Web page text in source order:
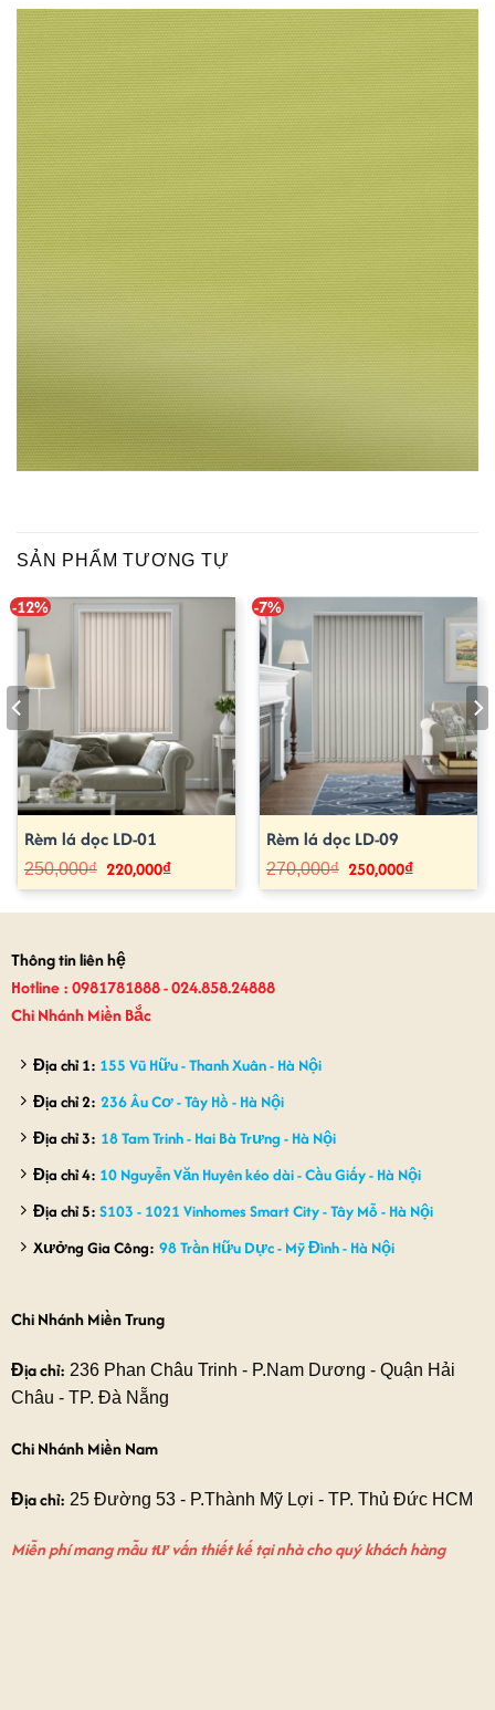
SẢN PHẨM TƯƠNG TỰ
-12%
Rèm lá dọc LD-01
250,000₫ Giá
gốc
là:
250,000₫.
220,000₫Giá
tại
là:
-7%
Rèm lá dọc LD-09
270,000₫ Giá
gốc
là:
270,000₫.
250,000₫Giá
tại
là:
Thông tin liên hệ
Hotline : 0981781888 - 024.858.24888
Chi Nhánh Miền Bắc
Địa chỉ 1: 155 Vũ Hữu - Thanh Xuân - Hà Nội
Địa chỉ 2: 236 Âu Cơ - Tây Hồ - Hà Nội
Địa chỉ 3: 18 Tam Trinh - Hai Bà Trưng - Hà Nội
Địa chỉ 4: 10 Nguyễn Văn Huyên kéo dài - Cầu Giấy - Hà Nội
Địa chỉ 5: S103 - 1021 Vinhomes Smart City - Tây Mỗ - Hà Nội
Xưởng Gia Công: 98 Trần Hữu Dực - Mỹ Đình - Hà Nội
Chi Nhánh Miền Trung
Địa chỉ: 236 Phan Châu Trinh - P.Nam Dương - Quận Hải
Châu - TP. Đà Nẵng
Chi Nhánh Miền Nam
Địa chỉ: 25 Đường 53 - P.Thành Mỹ Lợi - TP. Thủ Đức HCM
Miễn phí mang mẫu tư vấn thiết kế tại nhà cho quý khách hàng